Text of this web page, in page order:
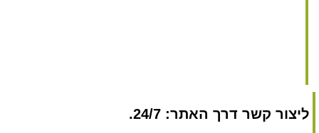
ליצור קשר דרך האתר: 24/7.